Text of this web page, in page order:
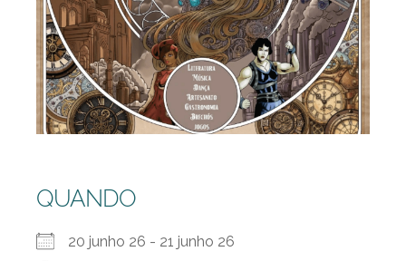
QUANDO
20 junho 26 - 21 junho 26